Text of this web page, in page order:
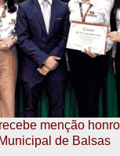
menção
Municipal de Balsas